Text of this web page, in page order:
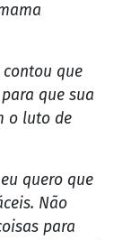
contou que
que sua
o luto de
quero que
Não
para